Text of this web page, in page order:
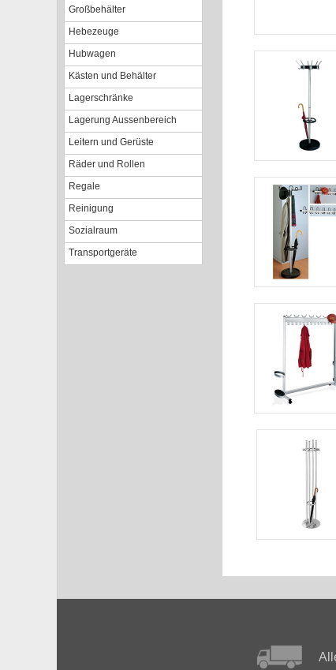
Großbehälter
Hebezeuge
Hubwagen
Kästen und Behälter
Lagerschränke
Lagerung Aussenbereich
Leitern und Gerüste
Räder und Rollen
Regale
Reinigung
Sozialraum
Transportgeräte